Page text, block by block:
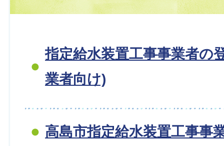
指定給水装置工事事業者の
業者向け)
高島市指定給水装置工事事